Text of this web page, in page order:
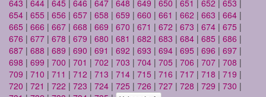
643 | 644 | 645 | 646 | 647 | 648 | 649 | 650 | 651 | 652 | 653 |
654 | 655 | 656 | 657 | 658 | 659 | 660 | 661 | 662 | 663 | 664 |
665 | 666 | 667 | 668 | 669 | 670 | 671 | 672 | 673 | 674 | 675 |
676 | 677 | 678 | 679 | 680 | 681 | 682 | 683 | 684 | 685 | 686 |
687 | 688 | 689 | 690 | 691 | 692 | 693 | 694 | 695 | 696 | 697 |
698 | 699 | 700 | 701 | 702 | 703 | 704 | 705 | 706 | 707 | 708 |
709 | 710 | 711 | 712 | 713 | 714 | 715 | 716 | 717 | 718 | 719 |
720 | 721 | 722 | 723 | 724 | 725 | 726 | 727 | 728 | 729 | 730 |